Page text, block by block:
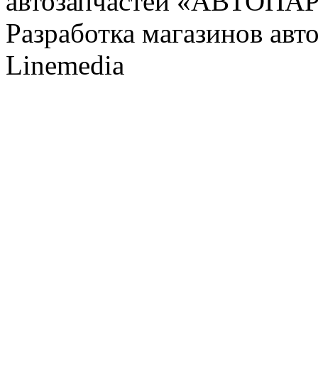
Разработка магазинов
Linemedia